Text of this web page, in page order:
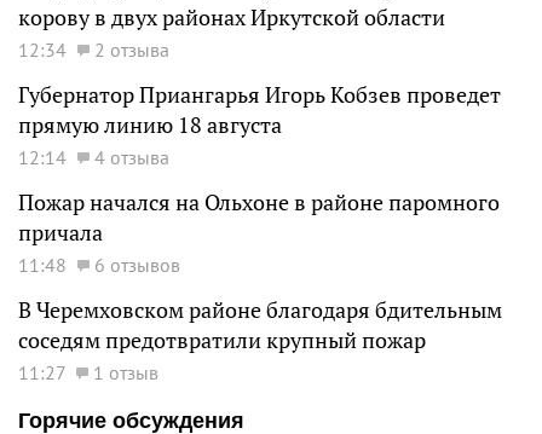
корову в двух районах Иркутской области
12:34 2 отзыва
Губернатор Приангарья Игорь Кобзев проведет
прямую линию 18 августа
12:14 4 отзыва
Пожар начался на Ольхоне в районе паромного
причала
11:48 6 отзывов
В Черемховском районе благодаря бдительным
соседям предотвратили крупный пожар
11:27
1 отзыв
Горячие обсуждения